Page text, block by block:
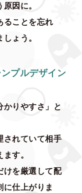
因に。
ることを忘れ
ょう。
プルデザイン
かりやすさ」と
されていて相手
す。
けを厳選して配
に仕上がりま